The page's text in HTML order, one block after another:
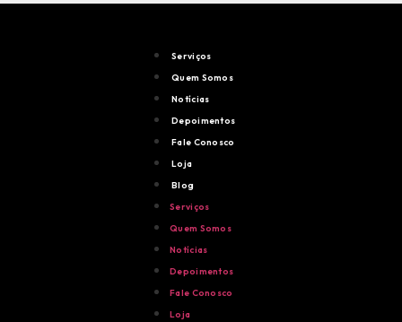
Serviços
Quem Somos
Notícias
Depoimentos
Fale Conosco
Loja
Blog
Serviços
Quem Somos
Notícias
Depoimentos
Fale Conosco
Loja